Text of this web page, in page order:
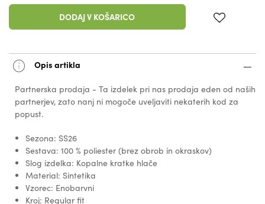
DODAJ V KOŠARICO
Opis artikla
Partnerska prodaja - Ta izdelek pri nas prodaja eden od naših
partnerjev, zato nanj ni mogoče uveljaviti nekaterih kod za
popust.
Sezona: SS26
Sestava: 100 % poliester (brez obrob in okraskov)
Slog izdelka: Kopalne kratke hlače
Material: Sintetika
Vzorec: Enobarvni
Kroj: Regular fit